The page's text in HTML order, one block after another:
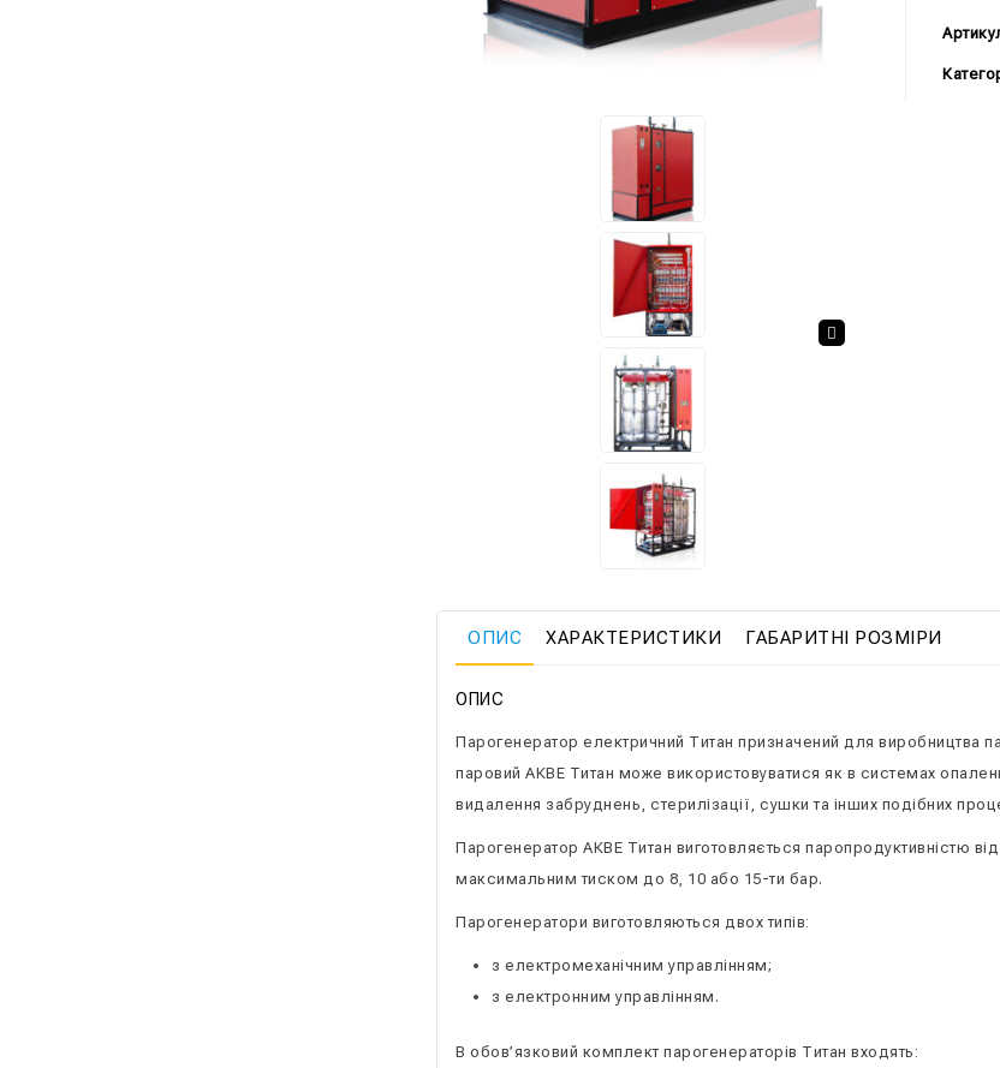
ОПИС ХАРАКТЕРИСТИКИ ГАБАРИТНІ РОЗМІРИ
ОПИС
Парогенератор електричний Титан призначений для виробництва
паровий АКВЕ Титан може використовуватися як в системах
видалення забруднень, стерилізації, сушки та інших подібних
Парогенератор АКВЕ Титан виготовляється паропродуктивністю
максимальним тиском до 8, 10 або 15-ти бар.
Парогенератори виготовляються двох типів:
з електромеханічним управлінням;
з електронним управлінням.
В обов’язковий комплект парогенераторів Титан входять: